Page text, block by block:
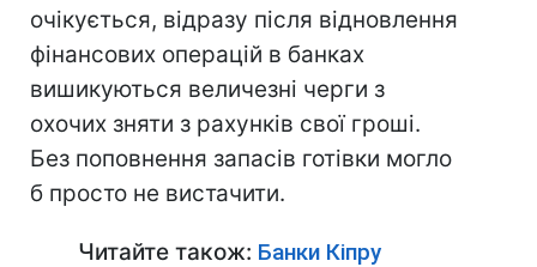
очікується, відразу після відновлення
фінансових операцій в банках
вишикуються величезні черги з
охочих зняти з рахунків свої гроші.
Без поповнення запасів готівки могло
б просто не вистачити.
Читайте також: Банки Кіпру